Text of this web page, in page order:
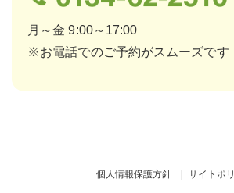
月～金 9:00～17:00
※お電話でのご予約がスムーズです
個人情報保護方針 サイトポ